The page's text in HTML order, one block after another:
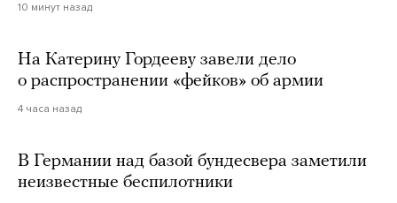
10 минут назад
На Катерину Гордееву завели дело
о распространении «фейков» об армии
4 часа назад
В Германии над базой бундесвера заметили
неизвестные беспилотники